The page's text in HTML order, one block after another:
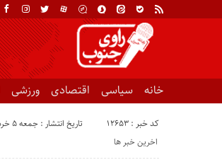
خانه سیاسی اقتصادی ورزشی
کد خبر : 12653 تاریخ انتشار : جمعه ۵ خرداد ۱۴۰۲ - ۱۴:۴۴
اخرین خبر ها